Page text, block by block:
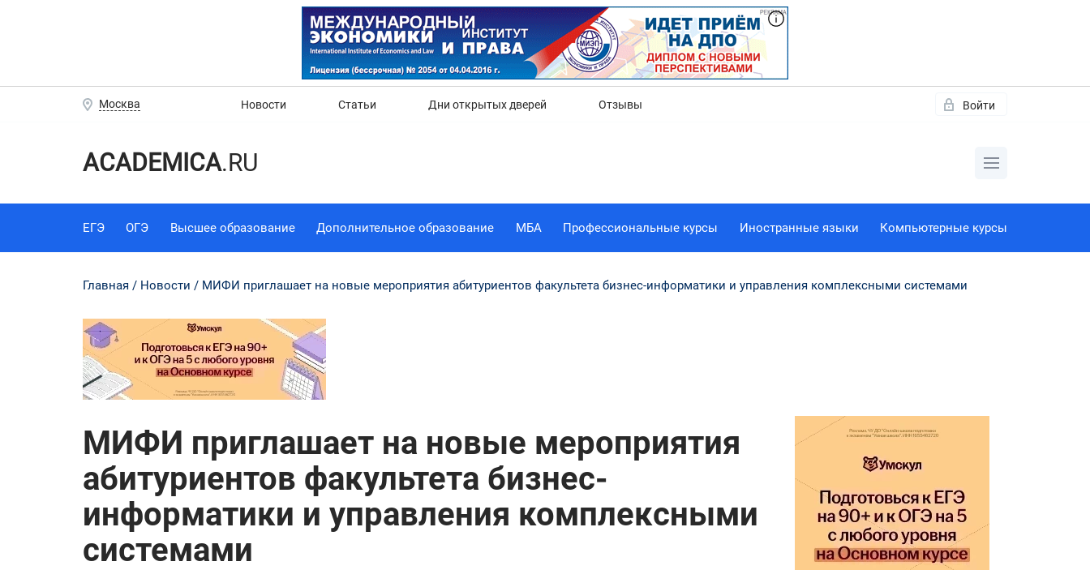
Москва Новости Статьи Дни открытых дверей Отзывы Войти
ACADEMICA.RU
ЕГЭ ОГЭ Высшее образование Дополнительное образование МБА Профессиональные курсы Иностранные языки Компьютерные курсы
Главная Новости МИФИ приглашает на новые мероприятия абитуриентов факультета бизнес-информатики и управления комплексными системами
МИФИ приглашает на новые мероприятия
абитуриентов факультета бизнес-
информатики и управления комплексными
системами
Нет